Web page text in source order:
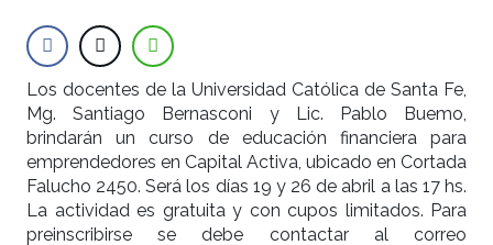
Los docentes de la Universidad Católica de Santa Fe,
Mg. Santiago Bernasconi y Lic. Pablo Buemo,
brindarán un curso de educación financiera para
emprendedores en Capital Activa, ubicado en Cortada
Falucho 2450. Será los días 19 y 26 de abril a las 17 hs.
La actividad es gratuita y con cupos limitados. Para
preinscribirse se debe contactar al correo